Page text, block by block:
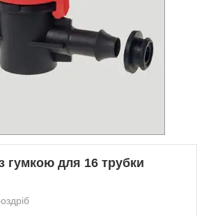
гумкою для 16 трубки